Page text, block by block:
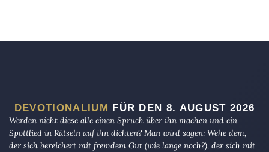
DEVOTIONALIUM
FÜR DEN 8. AUGUST 2026
Werden nicht diese alle einen Spruch über ihn machen und ein
Spottlied in Rätseln auf ihn dichten? Man wird sagen: Wehe dem,
der sich bereichert mit fremdem Gut (wie lange noch?), der sich mit